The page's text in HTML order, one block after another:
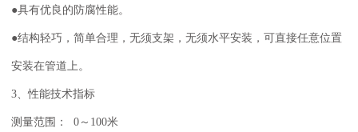
●具有优良的防腐性能。
●结构轻巧，简单合理，无须支架，无须水平安装，可直接任意位置
安装在管道上。
3、性能技术指标
测量范围： 0～100米